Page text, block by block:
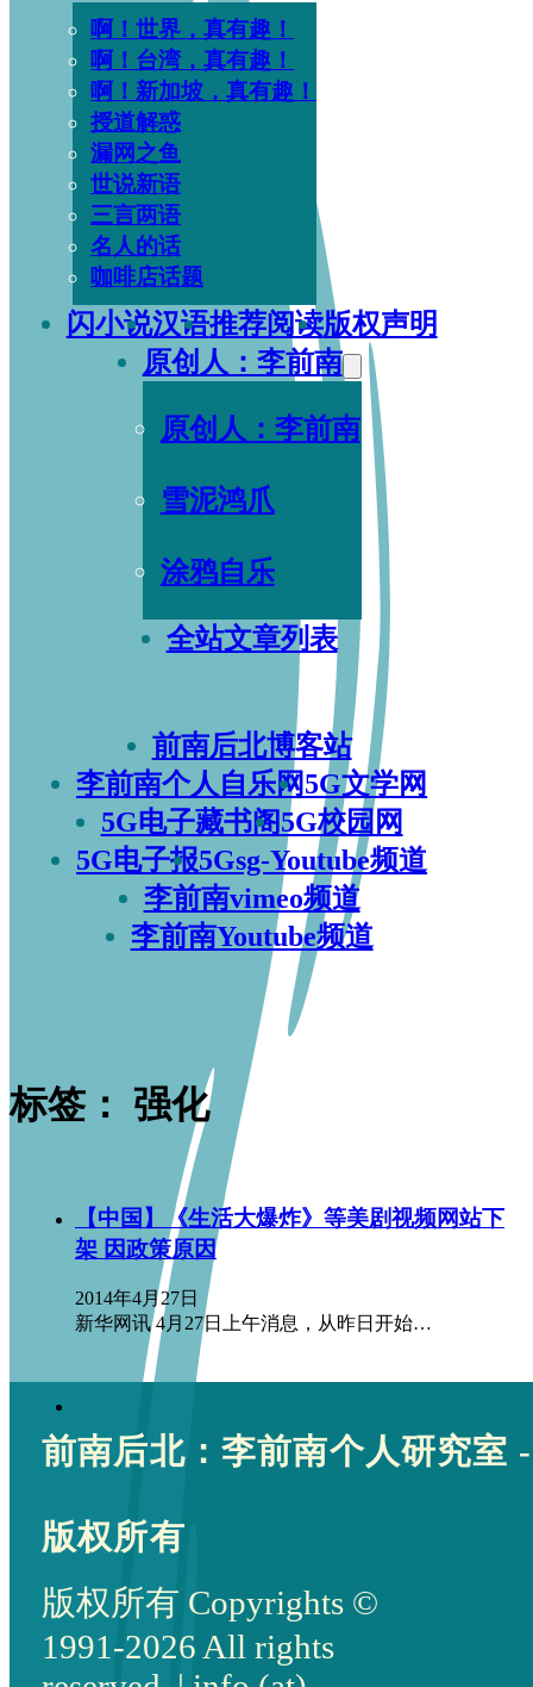
啊！世界，真有趣！
啊！台湾，真有趣！
啊！新加坡，真有趣！
授道解惑
漏网之鱼
世说新语
三言两语
名人的话
咖啡店话题
闪小说汉语推荐阅读版权声明
原创人：李前南
原创人：李前南
雪泥鸿爪
涂鸦自乐
全站文章列表
前南后北博客站
李前南个人自乐网5G文学网
5G电子藏书阁5G校园网
5G电子报5Gsg-Youtube频道
李前南vimeo频道
李前南Youtube频道
标签： 强化
【中国】《生活大爆炸》等美剧视频网站下
架 因政策原因
2014年4月27日
新华网讯 4月27日上午消息，从昨日开始…
前南后北：李前南个人研究室 -
版权所有
版权所有 Copyrights ©
1991-2026 All rights